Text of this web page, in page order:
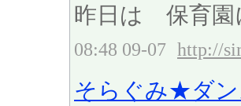
昨日は 保育
08:48 09-07 http://
そらぐみ★ダ